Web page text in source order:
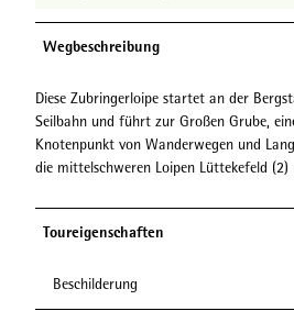
Wegbeschreibung
Diese Zubringerloipe startet an der
Seilbahn und führt zur Großen Grube,
Knotenpunkt von Wanderwegen und
die mittelschweren Loipen Lüttekefeld (2)
Toureigenschaften
Beschilderung